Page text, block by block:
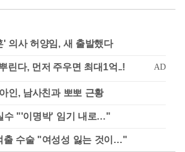
' 의사 허양임, 새 출발했다
인, 남사친과 뽀뽀 근황
수 "'이명박' 임기 내로…"
출 수술 "여성성 잃는 것이…"